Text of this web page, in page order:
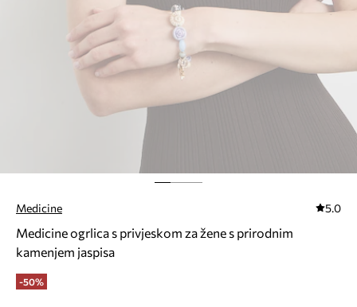
Medicine 5.0
Medicine ogrlica s privjeskom za žene s prirodnim
kamenjem jaspisa
-50%